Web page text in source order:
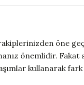
öne
önemlidir. Fakat
kullanarak